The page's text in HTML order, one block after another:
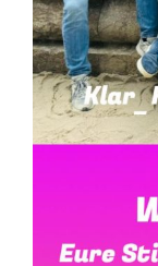
Wahlen 2026